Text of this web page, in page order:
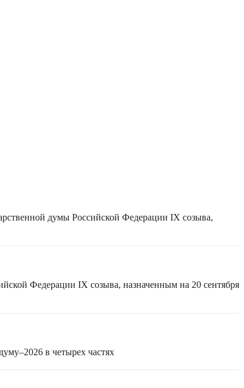
думы Российской Федерации IX созыва,
Федерации IX созыва, назначенным на 20 сентября
в четырех частях